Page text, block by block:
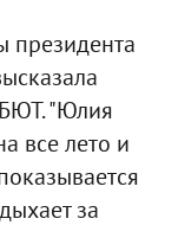
президента
"Юлия
все лето и
за